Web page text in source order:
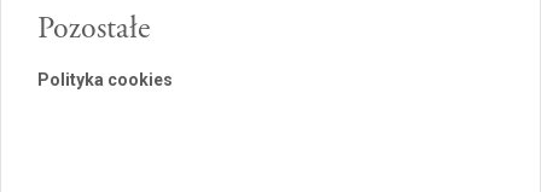
Pozostałe
Polityka cookies